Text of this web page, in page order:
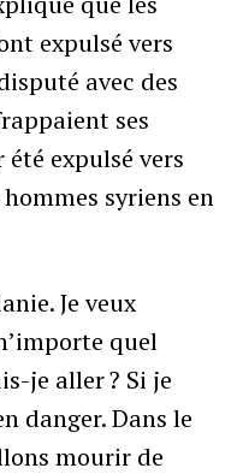
expulsé vers
avec des
ses
expulsé vers
syriens en
Je veux
quel
je aller ? Si je
danger. Dans le
mourir de